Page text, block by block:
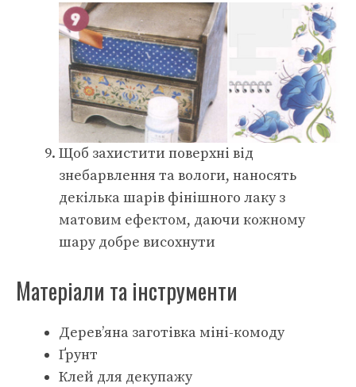
Щоб захистити поверхні від
знебарвлення та вологи, наносять
декілька шарів фінішного лаку з
матовим ефектом, даючи кожному
шару добре висохнути
Матеріали та інструменти
Дерев’яна заготівка міні-комоду
Ґрунт
Клей для декупажу